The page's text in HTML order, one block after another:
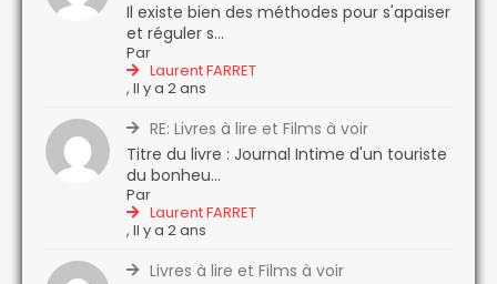
Il existe bien des méthodes pour s'apaiser
et réguler s...
Par
Laurent FARRET
,Il y a 2 ans
RE: Livres à lire et Films à voir
Titre du livre : Journal Intime d'un touriste
du bonheu...
Par
Laurent FARRET
,Il y a 2 ans
Livres à lire et Films à voir